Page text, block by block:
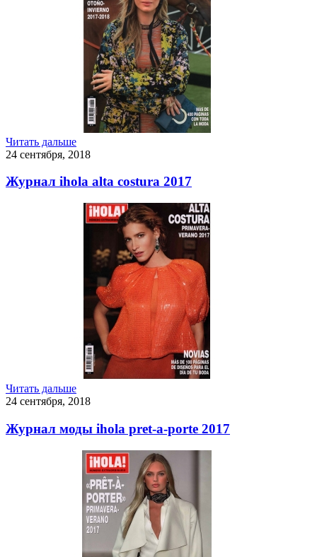
Читать дальше
24 сентября, 2018
Журнал ihola alta costura 2017
Читать дальше
24 сентября, 2018
Журнал моды ihola pret-a-porte 2017